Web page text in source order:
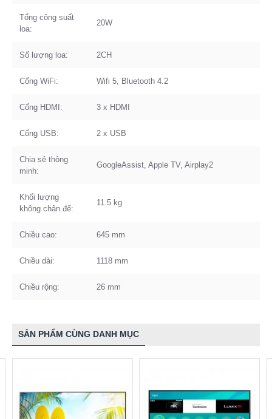
Tổng công suất
loa:
20W
Số lượng loa: 2CH
Cổng WiFi: Wifi 5, Bluetooth 4.2
Cổng HDMI: 3 x HDMI
Cổng USB: 2 x USB
Chia sẻ thông
minh:
GoogleAssist, Apple TV, Airplay2
Khối lượng
không chân đế:
11.5 kg
Chiều cao: 645 mm
Chiều dài: 1118 mm
Chiều rộng: 26 mm
SẢN PHẨM CÙNG DANH MỤC